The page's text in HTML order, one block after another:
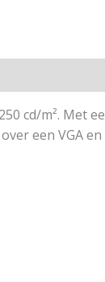
cd/m². Met
een VGA